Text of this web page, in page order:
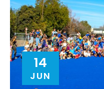
14
JUN